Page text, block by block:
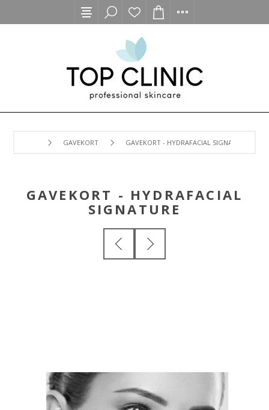
GAVEKORT GAVEKORT - HYDRAFACIAL SIGNATURE
GAVEKORT - HYDRAFACIAL
SIGNATURE